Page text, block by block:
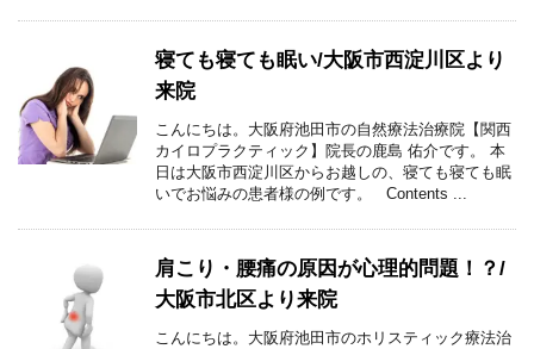
寝ても寝ても眠い/大阪市西淀川区より
来院
こんにちは。大阪府池田市の自然療法治療院【関西
カイロプラクティック】院長の鹿島 佑介です。 本
日は大阪市西淀川区からお越しの、寝ても寝ても眠
いでお悩みの患者様の例です。 Contents ...
肩こり・腰痛の原因が心理的問題！？/
大阪市北区より来院
こんにちは。大阪府池田市のホリスティック療法治